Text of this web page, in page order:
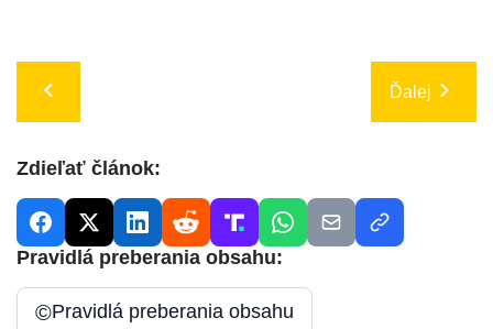
Ďalej
Zdieľať článok:
Pravidlá preberania obsahu:
©Pravidlá preberania obsahu